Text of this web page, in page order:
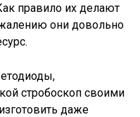
правило их делают
они довольно
стробоскоп своими
даже